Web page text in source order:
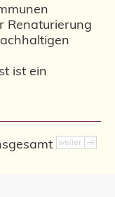
Renaturierung
ist ein